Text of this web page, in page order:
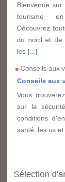
Bienvenue
tourisme en
Découvrez
du nord et de
les [...]
Conseils aux
Conseils aux
Vous
sur la
conditions
santé, les us
Sélection